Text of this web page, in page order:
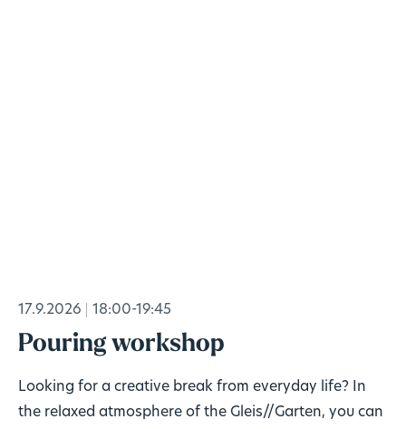
17.9.2026 18:00-19:45
Pouring workshop
Looking for a creative break from everyday life? In
the relaxed atmosphere of the Gleis//Garten, you can